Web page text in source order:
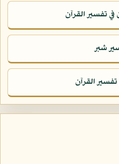
تفسير القرآن
شبر
تفسير القرآن